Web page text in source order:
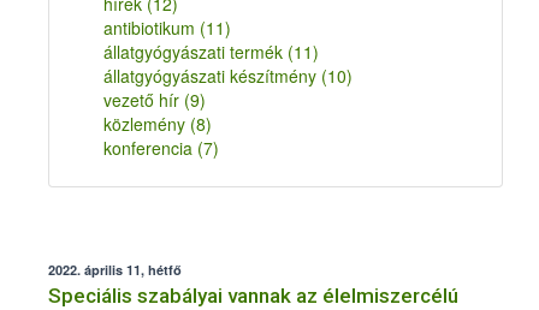
antibiotikum (11)
állatgyógyászati termék (11)
állatgyógyászati készítmény (10)
vezető hír (9)
közlemény (8)
konferencia (7)
2022. április 11, hétfő
Speciális szabályai vannak az élelmiszercélú